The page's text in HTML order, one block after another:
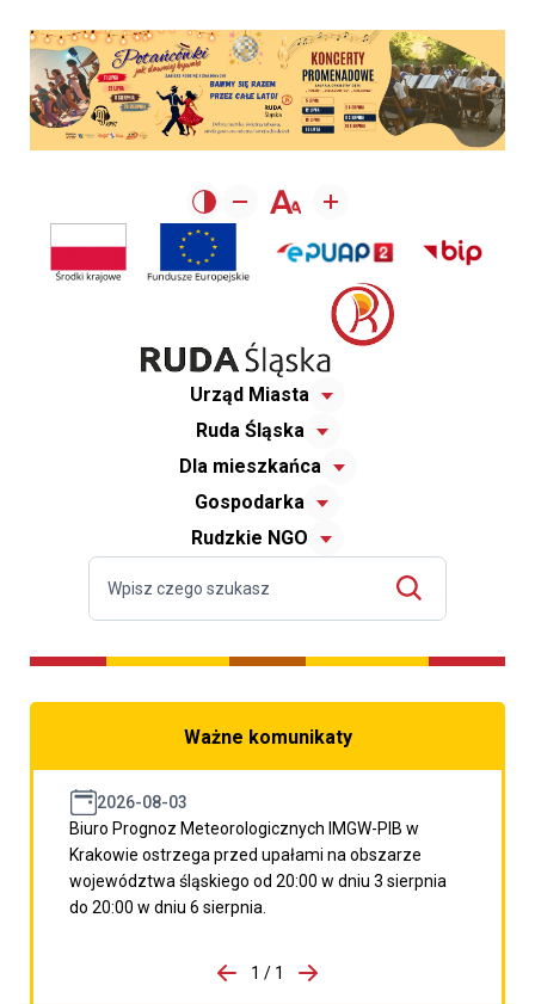
Urząd Miasta
Ruda Śląska
Dla mieszkańca
Gospodarka
Rudzkie NGO
Ważne komunikaty
2026-08-03
Biuro Prognoz Meteorologicznych IMGW-PIB w
Krakowie ostrzega przed upałami na obszarze
województwa śląskiego od 20:00 w dniu 3 sierpnia
do 20:00 w dniu 6 sierpnia.
porzpedniego komunikatu
1 / 1
Przejdź do następnego